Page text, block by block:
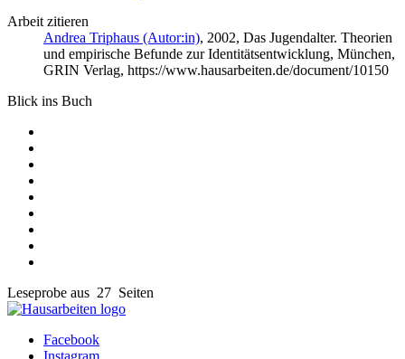
Arbeit zitieren
Andrea Triphaus (Autor:in), 2002, Das Jugendalter. Theorien
und empirische Befunde zur Identitätsentwicklung, München,
GRIN Verlag, https://www.hausarbeiten.de/document/10150
Blick ins Buch
Leseprobe aus 27 Seiten
Facebook